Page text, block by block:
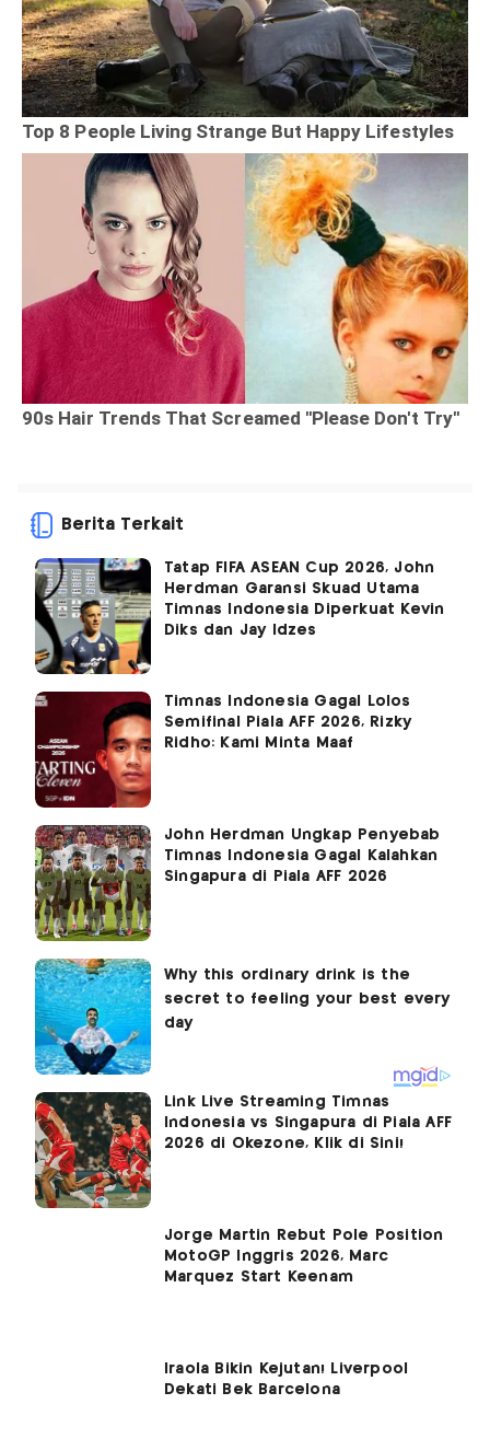
Berita Terkait
Tatap FIFA ASEAN Cup 2026, John
Herdman Garansi Skuad Utama
Timnas Indonesia Diperkuat Kevin
Diks dan Jay Idzes
Timnas Indonesia Gagal Lolos
Semifinal Piala AFF 2026, Rizky
Ridho: Kami Minta Maaf
John Herdman Ungkap Penyebab
Timnas Indonesia Gagal Kalahkan
Singapura di Piala AFF 2026
Link Live Streaming Timnas
Indonesia vs Singapura di Piala AFF
2026 di Okezone, Klik di Sini!
Jorge Martin Rebut Pole Position
MotoGP Inggris 2026, Marc
Marquez Start Keenam
Iraola Bikin Kejutan! Liverpool
Dekati Bek Barcelona